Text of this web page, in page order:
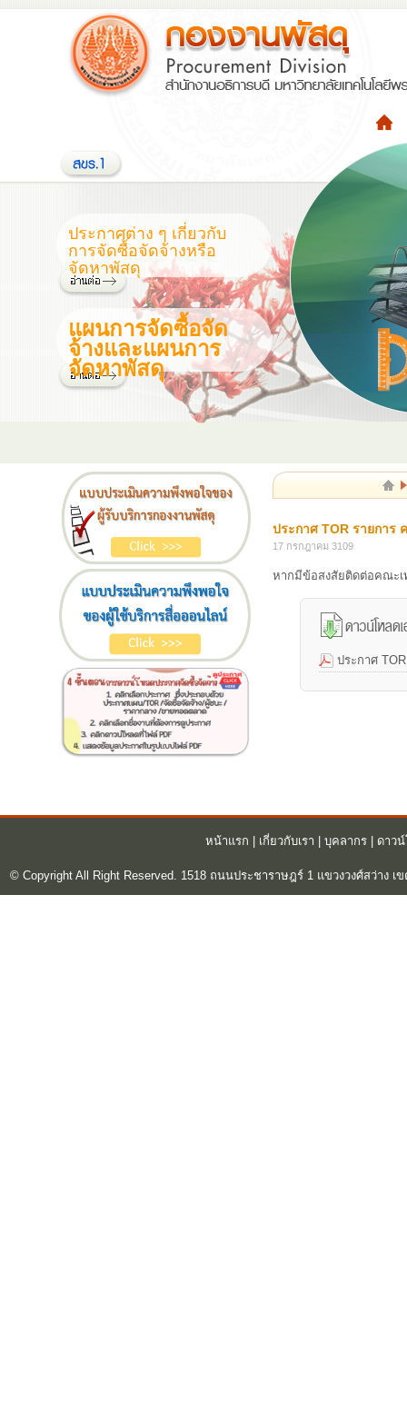
ประกาศต่าง ๆ เกี่ยวกับ
การจัดซื้อจัดจ้างหรือ
จัดหาพัสดุ
แผนการจัดซื้อจัด
จ้างและแผนการ
จัดหาพัสดุ
ประกาศ TOR รายการ
17 กรกฎาคม 3109
หากมีข้อสงสัยติดต่อคณะเ
ประกาศ
หน้าแรก เกี่ยวกับเรา บุคลากร| ดาว
© Copyright All Right Reserved. 1518 ถนนประชาราษฎร์ 1 แขวงวงศ์สว่าง